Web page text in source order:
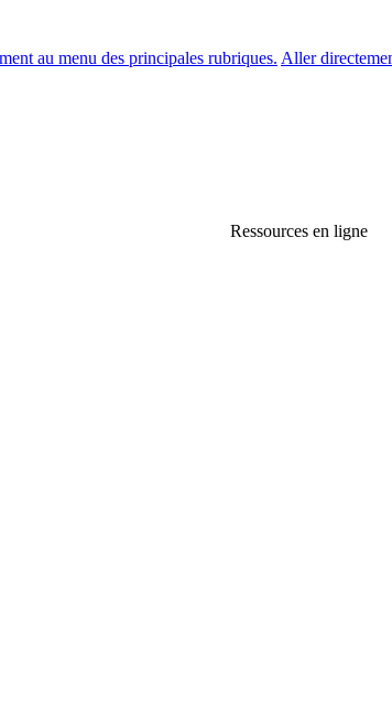
au menu des principales rubriques. Aller
Ressources en ligne